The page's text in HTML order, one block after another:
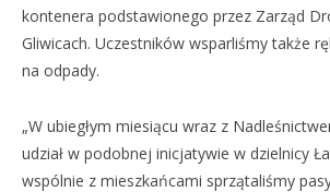
kontenera podstawionego przez Zarząd
Gliwicach. Uczestników wsparliśmy także
na odpady.
„W ubiegłym miesiącu wraz z
udział w podobnej inicjatywie w dzielnicy
wspólnie z mieszkańcami sprzątaliśmy